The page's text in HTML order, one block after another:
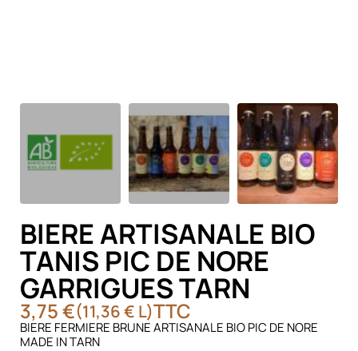
BIERE ARTISANALE BIO
TANIS PIC DE NORE
GARRIGUES TARN
3,75 €(11,36 € L)TTC
BIERE FERMIERE BRUNE ARTISANALE BIO PIC DE NORE
MADE IN TARN